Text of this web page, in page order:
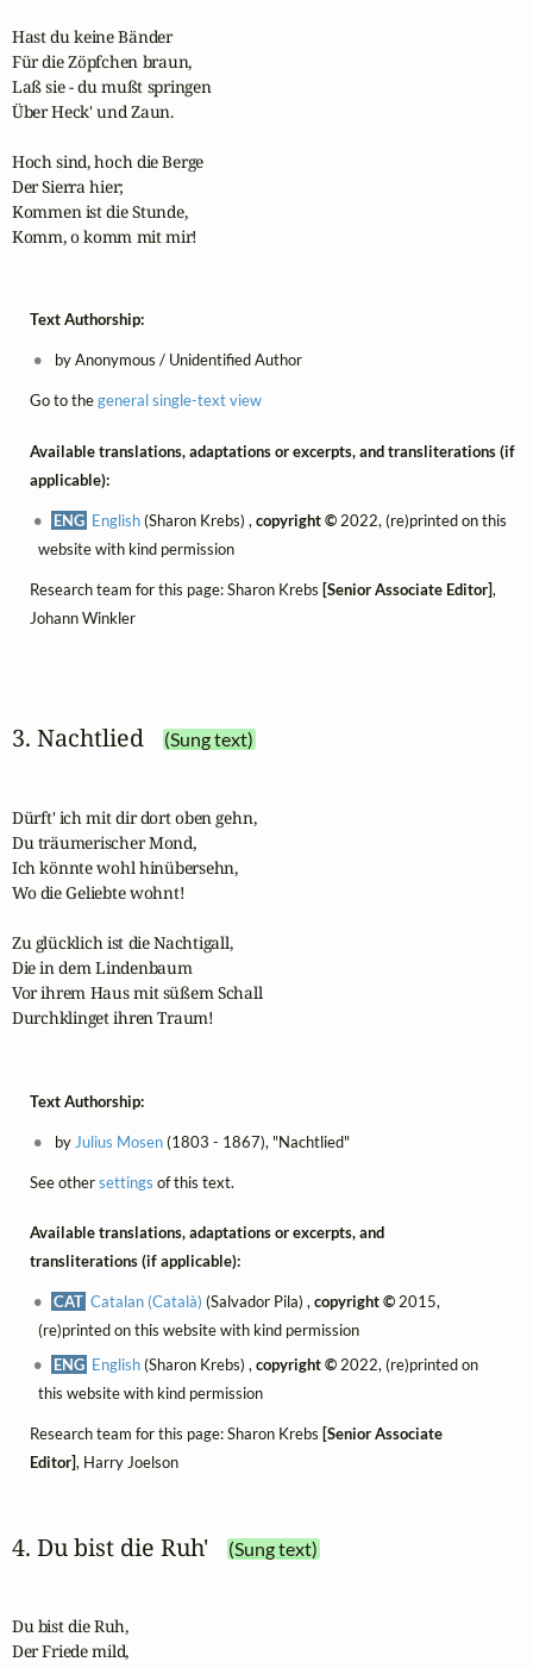
Hast du keine Bänder
Für die Zöpfchen braun,
Laß sie - du mußt springen
Über Heck' und Zaun.
Hoch sind, hoch die Berge
Der Sierra hier;
Kommen ist die Stunde,
Komm, o komm mit mir!
Text Authorship:
by Anonymous / Unidentified Author
Go to thegeneral single-text view
Available translations, adaptations or excerpts, and transliterations (if
applicable):
ENG English(Sharon Krebs) ,copyright © 2022, (re)printed on this
website with kind permission
Research team for this page: Sharon Krebs [Senior Associate Editor],
Johann Winkler
3. Nachtlied (Sung text)
Dürft' ich mit dir dort oben gehn,
Du träumerischer Mond,
Ich könnte wohl hinübersehn,
Wo die Geliebte wohnt!
Zu glücklich ist die Nachtigall,
Die in dem Lindenbaum
Vor ihrem Haus mit süßem Schall
Durchklinget ihren Traum!
Text Authorship:
by Julius Mosen(1803 - 1867), "Nachtlied"
See othersettings of this text.
Available translations, adaptations or excerpts, and
transliterations (if applicable):
CAT Catalan (Català) (Salvador Pila) ,copyright ©2015,
(re)printed on this website with kind permission
ENG English(Sharon Krebs) ,copyright © 2022, (re)printed on
this website with kind permission
Research team for this page: Sharon Krebs [Senior Associate
Editor], Harry Joelson
4. Du bist die Ruh' (Sung text)
Du bist die Ruh,
Der Friede mild,